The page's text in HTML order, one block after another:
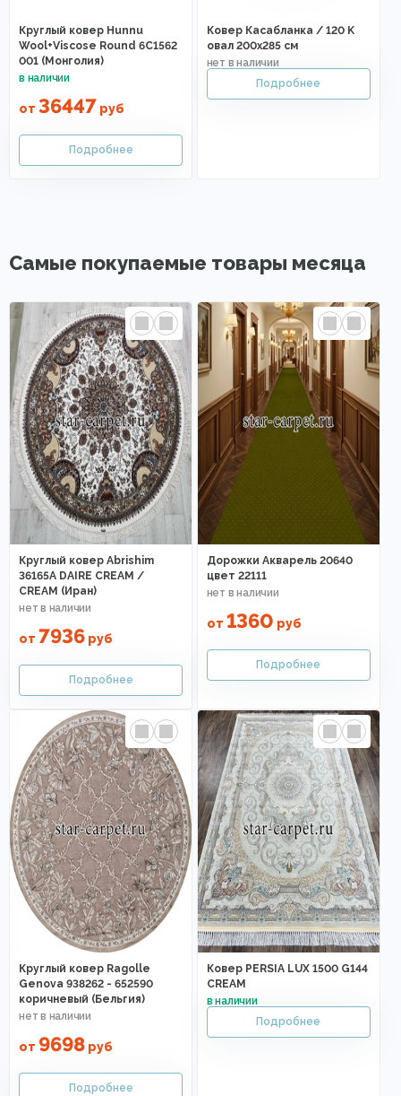
Круглый ковер Hunnu
Wool+Viscose Round 6C1562
001 (Монголия)
от 36447 руб
Ковер Касабланка / 120 K
овал 200х285 см
Самые покупаемые товары месяца
Круглый ковер Abrishim
36165A DAIRE CREAM /
CREAM (Иран)
от 7936 руб
Дорожки Акварель 20640
цвет 22111
от 1360 руб
Круглый ковер Ragolle
Genova 938262 - 652590
коричневый (Бельгия)
от 9698 руб
Ковер PERSIA LUX 1500 G144
CREAM